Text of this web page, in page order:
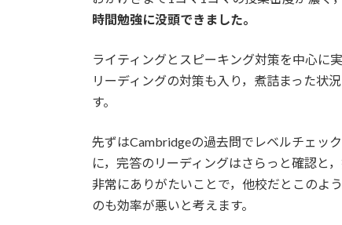
時間勉強に没頭できました。
ライティングとスピーキング対策を中心に
リーディングの対策も入り，煮詰まった状
す。
先ずはCambridgeの過去問でレベルチェッ
に，完答のリーディングはさらっと確認と
非常にありがたいことで，他校だとこのよ
のも効率が悪いと考えます。